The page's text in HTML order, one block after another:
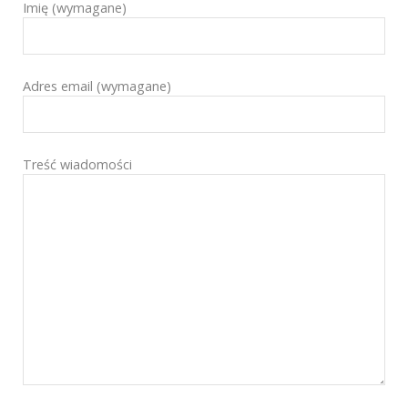
Imię (wymagane)
Adres email (wymagane)
Treść wiadomości